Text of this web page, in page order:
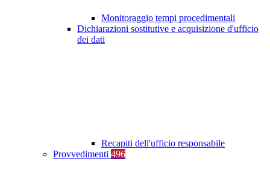
Monitoraggio tempi procedimentali
Dichiarazioni sostitutive e acquisizione d'ufficio
dei dati
Recapiti dell'ufficio responsabile
Provvedimenti 496